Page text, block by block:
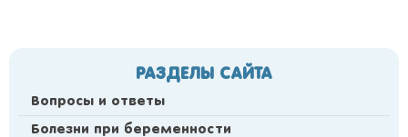
РАЗДЕЛЫ САЙТА
Вопросы и ответы
Болезни при беременности